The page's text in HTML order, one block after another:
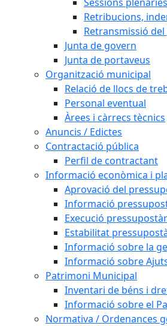
Retribucions,
Retransmissió
Junta de govern
Junta de portaveus
Organització municipal
Relació de llocs de
Personal eventual
Àrees i càrrecs tècnics
Anuncis / Edictes
Contractació pública
Perfil de contractant
Informació econòmica i
Aprovació del
Informació
Execució
Estabilitat
Informació sobre la
Informació sobre
Patrimoni Municipal
Inventari de béns i
Informació sobre el
Normativa / Ordenances